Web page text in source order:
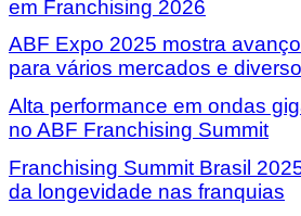
em Franchising 2026
ABF Expo 2025 mostra
para vários mercados e
Alta performance em ondas
no ABF Franchising Summit
Franchising Summit Brasil
da longevidade nas franquias